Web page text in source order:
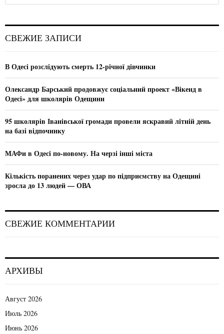
h
o
СВЕЖИЕ ЗАПИСИ
В Одесі розслідують смерть 12-річної дівчинки
Олександр Барський продовжує соціальний проект «Вікенд в
Одесі» для школярів Одещини
95 школярів Іванівської громади провели яскравий літній день
на базі відпочинку
МАФи в Одесі по-новому. На черзі інші міста
Кількість поранених через удар по підприємству на Одещині
зросла до 13 людей — ОВА
СВЕЖИЕ КОММЕНТАРИИ
АРХИВЫ
Август 2026
Июль 2026
Июнь 2026